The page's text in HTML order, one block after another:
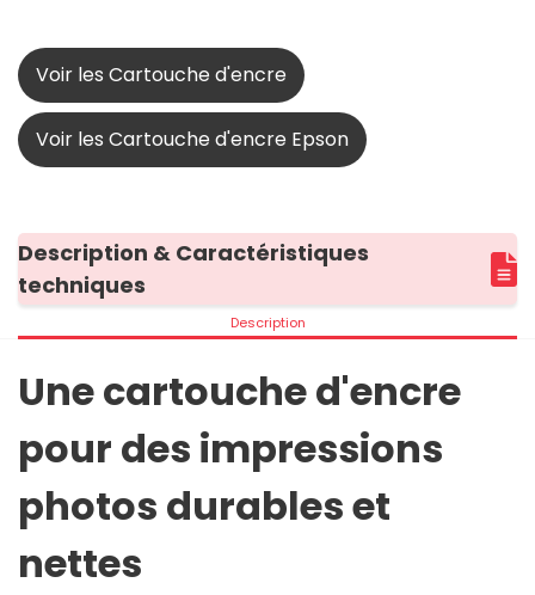
Voir les Cartouche d'encre
Voir les Cartouche d'encre Epson
Description & Caractéristiques
techniques
Description
Une cartouche d'encre
pour des impressions
photos durables et
nettes